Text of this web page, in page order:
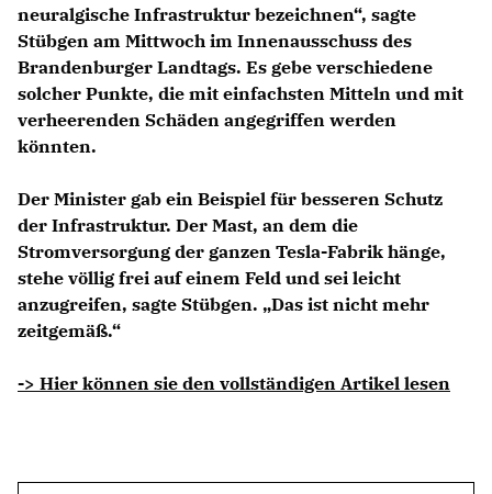
neuralgische Infrastruktur bezeichnen“, sagte
Stübgen am Mittwoch im Innenausschuss des
Brandenburger Landtags. Es gebe verschiedene
solcher Punkte, die mit einfachsten Mitteln und mit
verheerenden Schäden angegriffen werden
könnten.
Der Minister gab ein Beispiel für besseren Schutz
der Infrastruktur. Der Mast, an dem die
Stromversorgung der ganzen Tesla-Fabrik hänge,
stehe völlig frei auf einem Feld und sei leicht
anzugreifen, sagte Stübgen. „Das ist nicht mehr
zeitgemäß.“
-> Hier können sie den vollständigen Artikel lesen